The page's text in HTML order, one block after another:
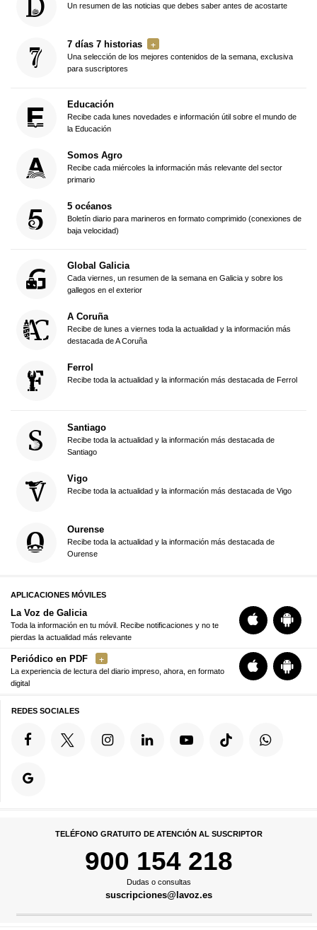
Un resumen de las noticias que debes saber antes de acostarte
7 días 7 historias
Una selección de los mejores contenidos de la semana, exclusiva
para suscriptores
Educación
Recibe cada lunes novedades e información útil sobre el mundo de
la Educación
Somos Agro
Recibe cada miércoles la información más relevante del sector
primario
5 océanos
Boletín diario para marineros en formato comprimido (conexiones de
baja velocidad)
Global Galicia
Cada viernes, un resumen de la semana en Galicia y sobre los
gallegos en el exterior
A Coruña
Recibe de lunes a viernes toda la actualidad y la información más
destacada de A Coruña
Ferrol
Recibe toda la actualidad y la información más destacada de Ferrol
Santiago
Recibe toda la actualidad y la información más destacada de
Santiago
Vigo
Recibe toda la actualidad y la información más destacada de Vigo
Ourense
Recibe toda la actualidad y la información más destacada de
Ourense
APLICACIONES MÓVILES
La Voz de Galicia
Toda la información en tu móvil. Recibe notificaciones y no te
pierdas la actualidad más relevante
Periódico en PDF
La experiencia de lectura del diario impreso, ahora, en formato
digital
REDES SOCIALES
TELÉFONO GRATUITO DE ATENCIÓN AL SUSCRIPTOR
900 154 218
Dudas o consultas
suscripciones@lavoz.es